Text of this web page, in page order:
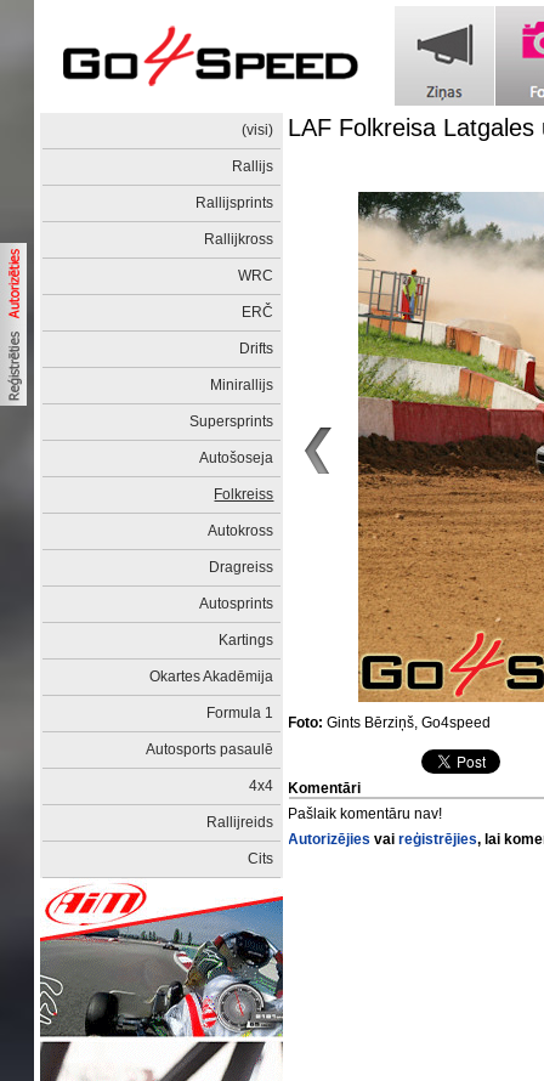
(visi)
Rallijs
Rallijsprints
Rallijkross
WRC
ERČ
Drifts
Minirallijs
Supersprints
Autošoseja
Folkreiss
Autokross
Dragreiss
Autosprints
Kartings
Okartes Akadēmija
Formula 1
Autosports pasaulē
4x4
Rallijreids
Cits
LAF Folkreisa
Foto: Gints Bērziņš, Go4speed
Komentāri
Pašlaik komentāru nav!
Autorizējies vaireģistrējies, lai